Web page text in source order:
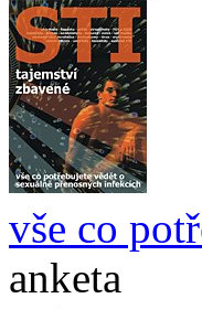
vše co
anketa